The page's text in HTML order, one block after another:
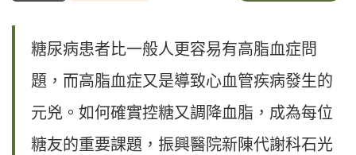
糖尿病患者比一般人更容易有高脂血症問
題，而高脂血症又是導致心血管疾病發生的
元兇。如何確實控糖又調降血脂，成為每位
糖友的重要課題，振興醫院新陳代謝科石光